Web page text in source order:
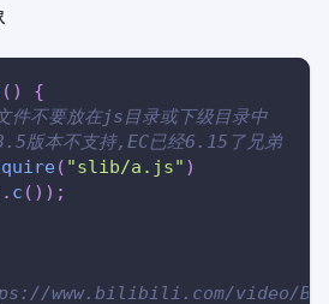
( )
{
不要放在js目录或下级目录中
版本不支持,EC已经6.15了兄弟
( "slib/a.js" )
. c ( ) ) ;
www.bilibili.com/video/